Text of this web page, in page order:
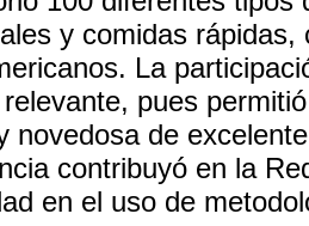
y comidas
La
pues
novedosa de
contribuyó en la
en el uso de